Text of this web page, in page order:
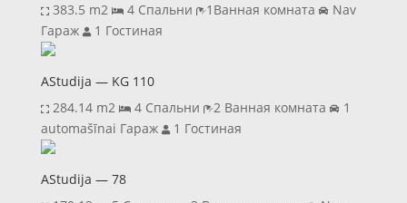
383.5 m2
4 Спальни 1Ванная комната Nav
Гараж
1 Гостиная
AStudija — KG 110
284.14 m2
4 Спальни 2 Ванная комната 1
automašīnai Гараж
1 Гостиная
AStudija — 78